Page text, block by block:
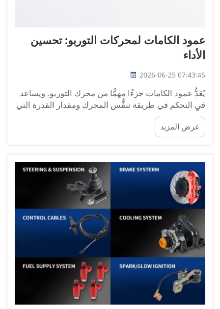
عمود الكامات لمحركات التوربو: تحسين
الأداء
2026-06-25 07:43:45
يُعَدُّ عمود الكامات جزءًا مهمًّا من محرك التوربو. ويساعد
في التحكم في طريقة تنفُّس المحرك ومقدار القدرة التي
يولِّدها. فإذا أردتَ أن يعمل محرك التوربو لديك بشكلٍ
أفضل، فيجب أن تولي اهتمامًا خاصًّا بعمود الكامات.
ويمكن لعمود كامات جيِّد أن يساعد المحرك على الحصول
عرض المزيد